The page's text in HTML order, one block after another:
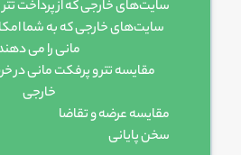
سایت‌های خارجی که از پرداخت
سایت‌های خارجی که به شما
مانی را می
مقایسه تتر و پرفکت مانی در
خارجی
مقایسه عرضه و تقاضا
سخن پایانی